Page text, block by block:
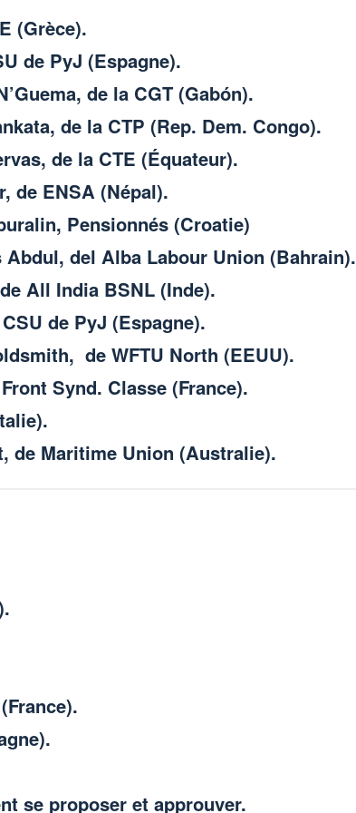
(Grèce).
de PyJ (Espagne).
de la CGT (Gabón).
de la CTP (Rep. Dem. Congo).
de la CTE (Équateur).
de ENSA (Népal).
Pensionnés (Croatie)
del Alba Labour Union (Bahrain).
All India BSNL (Inde).
de PyJ (Espagne).
de WFTU North (EEUU).
Synd. Classe (France).
de Maritime Union (Australie).
se proposer et approuver.